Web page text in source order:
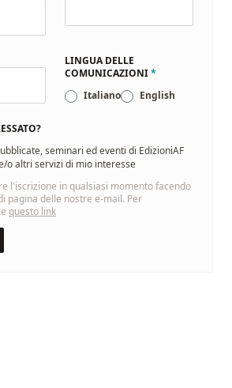
LINGUA DELLE
COMUNICAZIONI*
Italiano
English
seminari ed eventi di EdizioniAF
o altri servizi di mio interesse
l'iscrizione in qualsiasi momento facendo
pagina delle nostre e-mail. Per
questo link